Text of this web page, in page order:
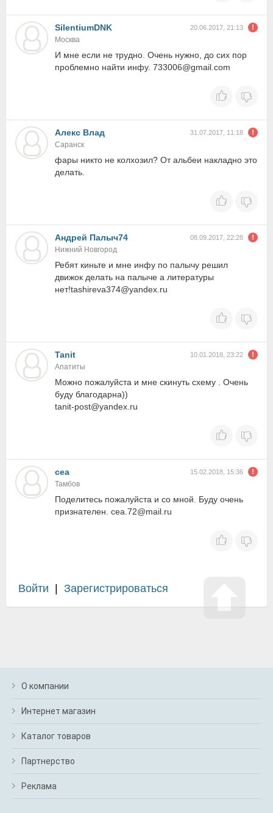
SilentiumDNK 20.06.2017, 21:13
Москва
И мне если не трудно. Очень нужно, до сих пор
проблемно найти инфу. 733006@gmail.com
Алекс Влад 31.07.2017, 11:18
Саранск
фары никто не колхозил? От альбеи накладно это
делать.
Андрей Палыч74 08.09.2017, 22:28
Нижний Новгород
Ребят киньте и мне инфу по палычу решил
движок делать на палыче а литературы
нет!tashireva374@yandex.ru
Tanit 10.01.2018, 23:22
Апатиты
Можно пожалуйста и мне скинуть схему . Очень
буду благодарна))
tanit-post@yandex.ru
cea 15.02.2018, 15:36
Тамбов
Поделитесь пожалуйста и со мной. Буду очень
признателен. cea.72@mail.ru
Войти Зарегистрироваться
О компании
Интернет магазин
Каталог товаров
Партнерство
Реклама